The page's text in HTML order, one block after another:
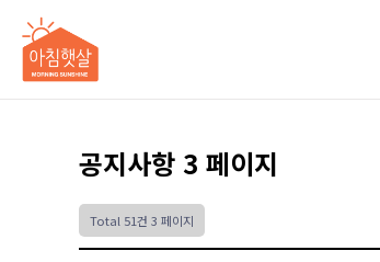
공지사항 3 페이지
Total 51건 3 페이지